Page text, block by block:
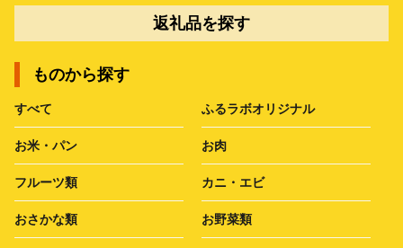
返礼品を探す
ものから探す
すべて ふるラボオリジナル
お米・パン お肉
フルーツ類 カニ・エビ
おさかな類 お野菜類